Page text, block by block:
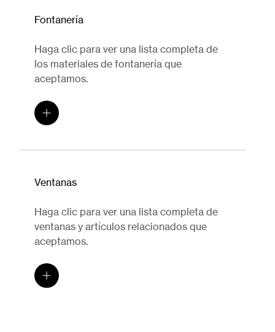
Fontanería
Haga clic para ver una lista completa de
los materiales de fontanería que
aceptamos.
Ventanas
Haga clic para ver una lista completa de
ventanas y artículos relacionados que
aceptamos.